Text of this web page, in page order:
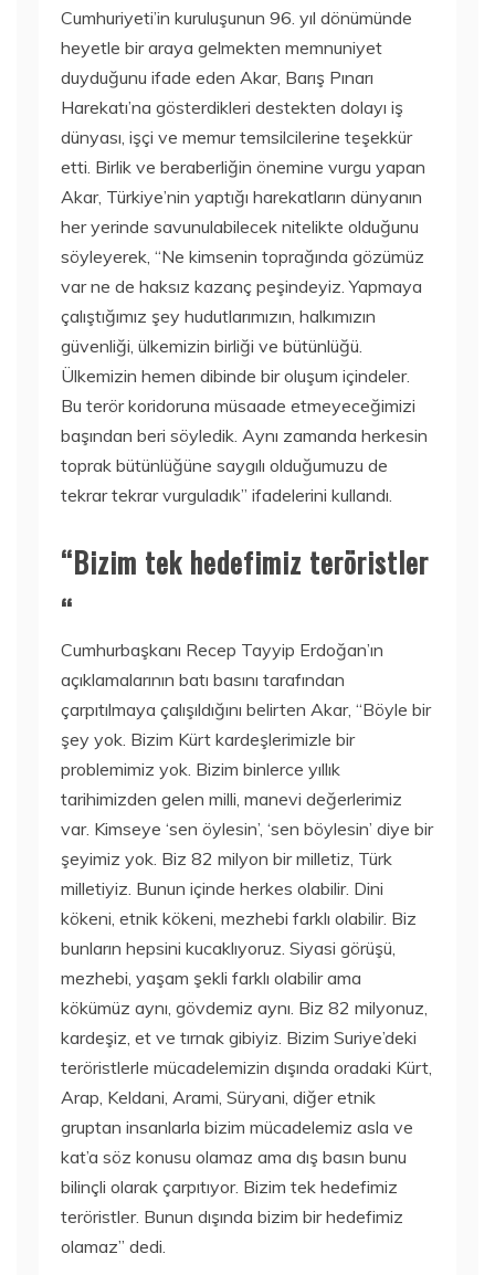
Cumhuriyeti’in kuruluşunun 96. yıl dönümünde
heyetle bir araya gelmekten memnuniyet
duyduğunu ifade eden Akar, Barış Pınarı
Harekatı’na gösterdikleri destekten dolayı iş
dünyası, işçi ve memur temsilcilerine teşekkür
etti. Birlik ve beraberliğin önemine vurgu yapan
Akar, Türkiye’nin yaptığı harekatların dünyanın
her yerinde savunulabilecek nitelikte olduğunu
söyleyerek, “Ne kimsenin toprağında gözümüz
var ne de haksız kazanç peşindeyiz. Yapmaya
çalıştığımız şey hudutlarımızın, halkımızın
güvenliği, ülkemizin birliği ve bütünlüğü.
Ülkemizin hemen dibinde bir oluşum içindeler.
Bu terör koridoruna müsaade etmeyeceğimizi
başından beri söyledik. Aynı zamanda herkesin
toprak bütünlüğüne saygılı olduğumuzu de
tekrar tekrar vurguladık” ifadelerini kullandı.
“Bizim tek hedefimiz teröristler
“
Cumhurbaşkanı Recep Tayyip Erdoğan’ın
açıklamalarının batı basını tarafından
çarpıtılmaya çalışıldığını belirten Akar, “Böyle bir
şey yok. Bizim Kürt kardeşlerimizle bir
problemimiz yok. Bizim binlerce yıllık
tarihimizden gelen milli, manevi değerlerimiz
var. Kimseye ‘sen öylesin’, ‘sen böylesin’ diye bir
şeyimiz yok. Biz 82 milyon bir milletiz, Türk
milletiyiz. Bunun içinde herkes olabilir. Dini
kökeni, etnik kökeni, mezhebi farklı olabilir. Biz
bunların hepsini kucaklıyoruz. Siyasi görüşü,
mezhebi, yaşam şekli farklı olabilir ama
kökümüz aynı, gövdemiz aynı. Biz 82 milyonuz,
kardeşiz, et ve tırnak gibiyiz. Bizim Suriye’deki
teröristlerle mücadelemizin dışında oradaki Kürt,
Arap, Keldani, Arami, Süryani, diğer etnik
gruptan insanlarla bizim mücadelemiz asla ve
kat’a söz konusu olamaz ama dış basın bunu
bilinçli olarak çarpıtıyor. Bizim tek hedefimiz
teröristler. Bunun dışında bizim bir hedefimiz
olamaz” dedi.